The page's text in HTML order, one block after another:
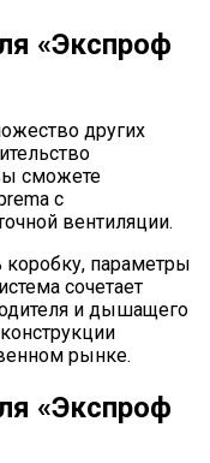
«Экспроф
других
сможете
с
вентиляции.
коробку, параметры
сочетает
и дышащего
рынке.
«Экспроф